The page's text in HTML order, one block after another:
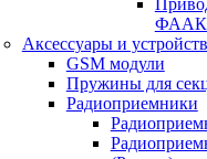
ФААК
Аксессуары и
GSM модули
Пружины для
Радиоприемники